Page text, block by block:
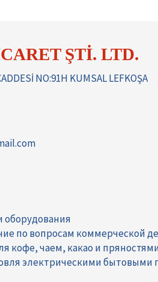
ŞTİ. LTD.
NO:91H KUMSAL LEFKOŞA
по вопросам коммерческой
кофе, чаем, какао и
электрическими бытовыми